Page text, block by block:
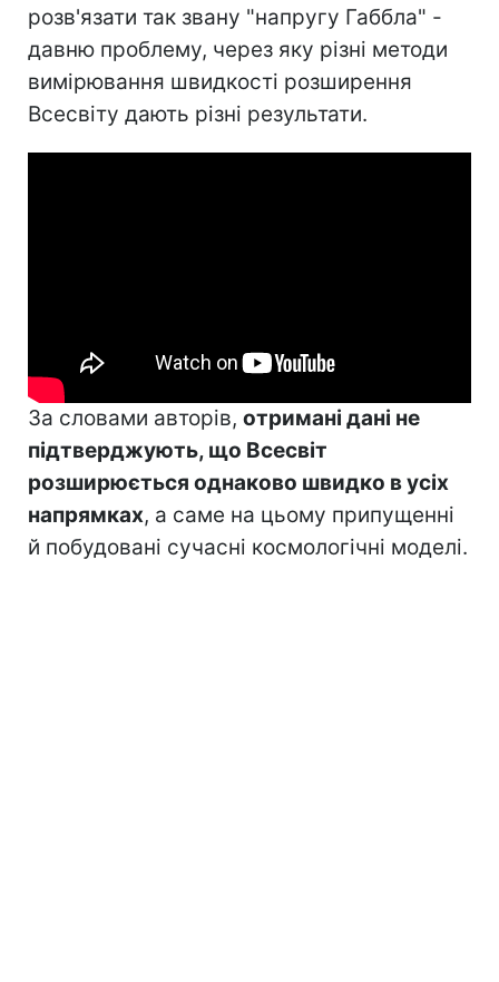
розв'язати так звану "напругу Габбла" -
давню проблему, через яку різні методи
вимірювання швидкості розширення
Всесвіту дають різні результати.
За словами авторів, отримані дані не
підтверджують, що Всесвіт
розширюється однаково швидко в усіх
напрямках, а саме на цьому припущенні
й побудовані сучасні космологічні моделі.